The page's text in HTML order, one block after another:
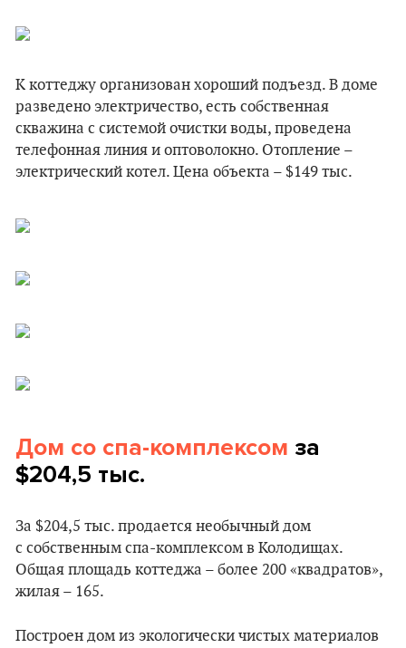
К коттеджу организован хороший подъезд. В доме
разведено электричество, есть собственная
скважина с системой очистки воды, проведена
телефонная линия и оптоволокно. Отопление –
электрический котел. Цена объекта – $149 тыс.
Дом со спа-комплексом за
$204,5 тыс.
За $204,5 тыс. продается необычный дом
с собственным спа-комплексом в Колодищах.
Общая площадь коттеджа – более 200 «квадратов»,
жилая – 165.
Построен дом из экологически чистых материалов